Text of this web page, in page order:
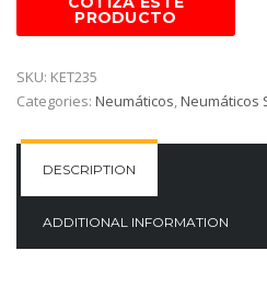
SKU: KET235
Categories: Neumáticos,Neumáticos
DESCRIPTION
ADDITIONAL INFORMATION